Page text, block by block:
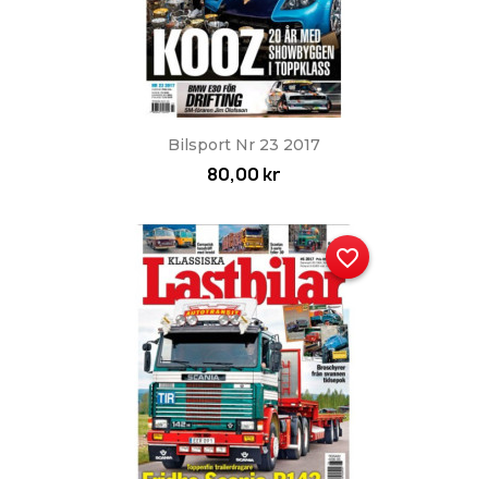
Bilsport Nr 23 2017
80,00 kr
favorite_border